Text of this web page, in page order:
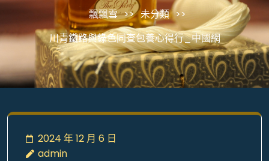
飄飄雪 >> 未分類 >>
川青鐵路與綠色同查包養心得行_中國網
2024 年 12 月 6 日
admin